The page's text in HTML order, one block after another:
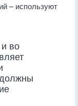
– используют
во